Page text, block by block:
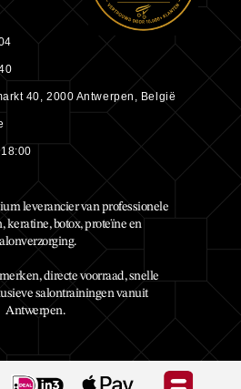
40, 2000 Antwerpen, België
leverancier van professionele
keratine, botox, proteïne en
directe voorraad, snelle
salontrainingen vanuit
Antwerpen.